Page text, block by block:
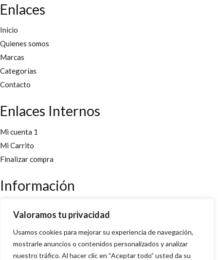
Valoramos tu privacidad
Usamos cookies para mejorar su experiencia de navegación,
mostrarle anuncios o contenidos personalizados y analizar
nuestro tráfico. Al hacer clic en “Aceptar todo” usted da su
Enlaces
Inicio
Quienes somos
Marcas
Categorías
Contacto
Enlaces Internos
Mi cuenta 1
Mi Carrito
Finalizar compra
Información
Políticas y cookies
Política de privacidad y condiciones
Copyright 2022 © Desarrollado porInnoweb Mediapara